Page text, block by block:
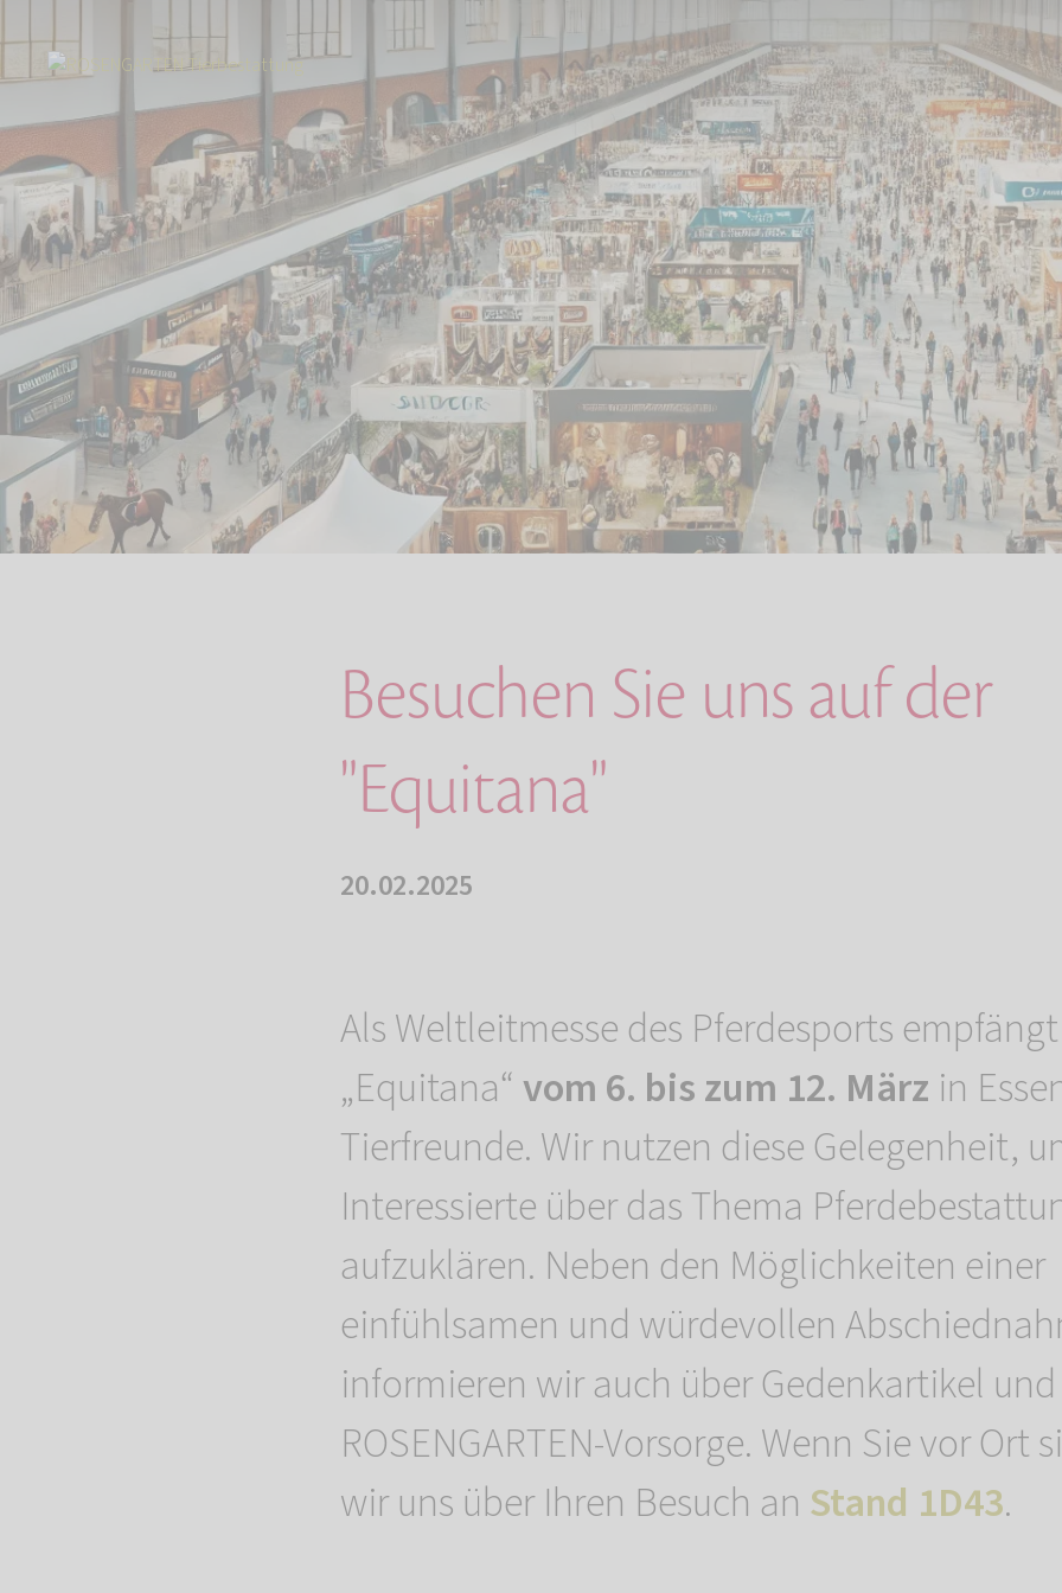
Start Aktuelles Besuchen Sie uns auf der "Equitana"
Besuchen Sie uns auf der
"Equitana"
20.02.2025
Als Weltleitmesse des Pferdesports
„Equitana“vom 6. bis zum 12. März in
Tierfreunde. Wir nutzen diese Gelegenheit,
Interessierte über das Thema
aufzuklären. Neben den Möglichkeiten einer
einfühlsamen und würdevollen
informieren wir auch über Gedenkartikel
ROSENGARTEN-Vorsorge. Wenn Sie vor Ort
wir uns über Ihren Besuch an Stand 1D43.